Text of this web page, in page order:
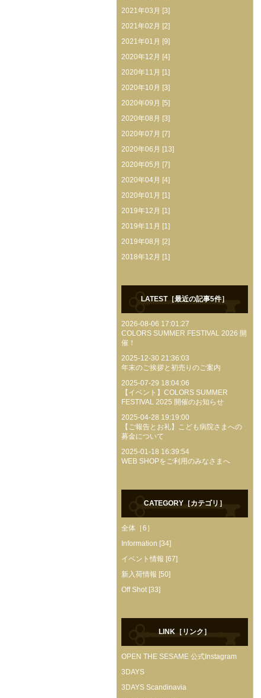
2021年03月 [3]
2021年02月 [2]
2021年01月 [9]
2020年12月 [4]
2020年11月 [1]
2020年10月 [3]
2020年09月 [5]
2020年08月 [3]
2020年07月 [7]
2020年06月 [13]
2020年05月 [7]
2020年04月 [4]
2020年01月 [1]
2019年12月 [1]
2019年11月 [1]
2019年08月 [2]
2018年12月 [1]
LATEST［最近の記事5件］
2026-08-06 17:01:27
COLORS SUMMER FESTIVAL 2026 開
催！
2025-12-30 21:36:03
年末のご挨拶と初売りのご案内
2025-07-29 18:04:06
【イベント】COLORS SUMMER
FESTIVAL 2025 開催のお知らせ
2025-04-28 19:19:00
【ご報告とお礼】こども病院さまへの
募金について
2025-01-18 16:39:54
WEB SHOPをご利用のみなさまへ
CATEGORY［カテゴリ］
全体［6］
Information [34]
イベント情報 [67]
新入荷情報 [50]
Off Shot [33]
LINK［リンク］
OPEN THE SESAME 公式Instagram
3DAYS
3DAYS Scandinavia